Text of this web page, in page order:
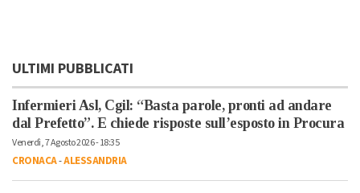
ULTIMI PUBBLICATI
Infermieri Asl, Cgil: “Basta parole, pronti ad andare
dal Prefetto”. E chiede risposte sull’esposto in Procura
Venerdì, 7 Agosto 2026 - 18:35
CRONACA-ALESSANDRIA